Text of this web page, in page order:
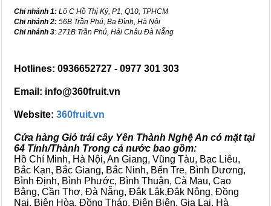
Chi nhánh 1: Lô C Hồ Thị Kỷ, P1, Q10, TPHCM
Chi nhánh 2: 56B Trần Phú, Ba Đình, Hà Nội
Chi nhánh 3: 271B Trần Phú, Hải Châu Đà Nẵng
Hotlines: 0936652727 - 0977 301 303
Email: info@360fruit.vn
Website: 360fruit.vn
Cửa hàng Giỏ trái cây Yên Thành Nghệ An có mặt tại
64 Tỉnh/Thành Trong cả nước bao gồm:
Hồ Chí Minh, Hà Nội, An Giang, Vũng Tàu, Bạc Liêu,
Bắc Kạn, Bắc Giang, Bắc Ninh, Bến Tre, Bình Dương,
Bình Định, Bình Phước, Bình Thuận, Cà Mau, Cao
Bằng, Cần Thơ, Đà Nẵng, Đắk Lắk,Đắk Nông, Đồng
Nai, Biên Hòa, Đồng Tháp, Điện Biên, Gia Lai, Hà